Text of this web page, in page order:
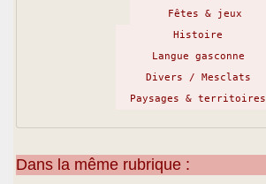
Fêtes & jeux
Histoire
Langue gasconne
Divers / Mesclats
Paysages & territoires
Dans la même rubrique :